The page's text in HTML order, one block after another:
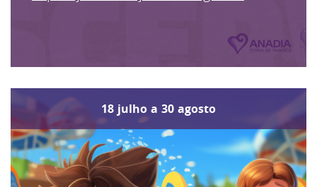
18 julho a 30 agosto